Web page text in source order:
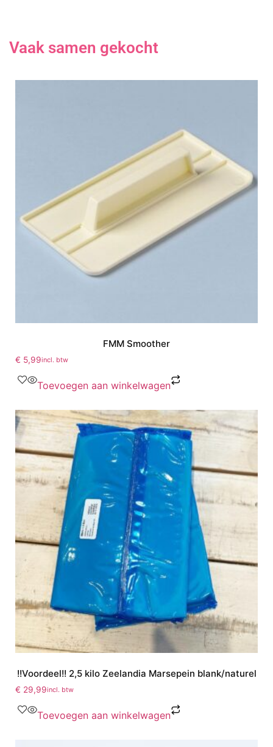
Vaak samen gekocht
FMM Smoother
€ 5,99incl. btw
Toevoegen aan winkelwagen
!!Voordeel!! 2,5 kilo Zeelandia Marsepein blank/naturel
€ 29,99incl. btw
Toevoegen aan winkelwagen